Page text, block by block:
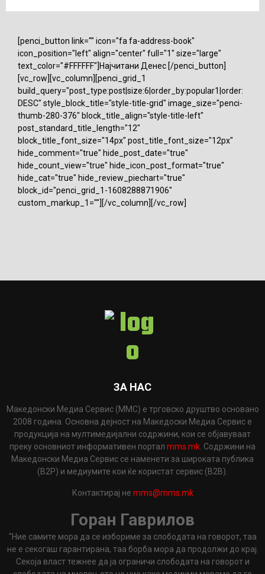
[penci_button link="" icon="fa fa-address-book"
icon_position="left" align="center" full="1" size="large"
text_color="#FFFFFF"]Најчитани Денес [/penci_button]
[vc_row][vc_column][penci_grid_1
build_query="post_type:post|size:6|order_by:popular1|order:
DESC" style_block_title="style-title-grid" image_size="penci-
thumb-280-376" block_title_align="style-title-left"
post_standard_title_length="12"
block_title_font_size="14px" post_title_font_size="12px"
hide_comment="true" hide_post_date="true"
hide_count_view="true" hide_icon_post_format="true"
hide_cat="true" hide_review_piechart="true"
block_id="penci_grid_1-1608288871906"
custom_markup_1=""][/vc_column][/vc_row]
ЗА НАС
Македонски Медиа Сервис (ММС) е трговско друштво основано
2008 година. Основна дејност на Македоски Медиа Сервис е
продукција на мултимедијални содржини, кои се објавуваат
преку основниот информативен портал mms.mk. Содржини на
Македонски Медиа Сервис се наменети за широката публика
(B2P) и медиумите кои ќе користат сервис (B2B).
Контактирај не mms@mms.mk
Горан Гаврилов
"Ние самите мора да се избориме за слободата на говорот, таа
не е секогаш гарантирана, таа борба мора да продолжи до крај.
Секоја власт тежнее да ја ограничи слободата на говорот и